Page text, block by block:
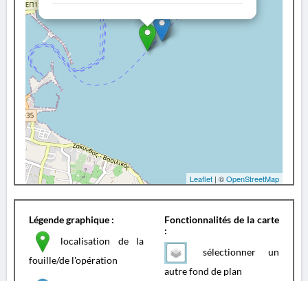
Leaflet | ©OpenStreetMap
Légende graphique :
localisation de la
fouille/de l'opération
Fonctionnalités de la carte
:
sélectionner un
autre fond de plan